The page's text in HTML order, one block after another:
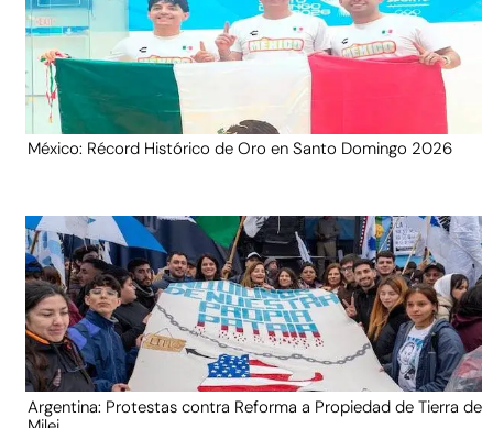
México: Récord Histórico de Oro en Santo Domingo 2026
Argentina: Protestas contra Reforma a Propiedad de Tierra de